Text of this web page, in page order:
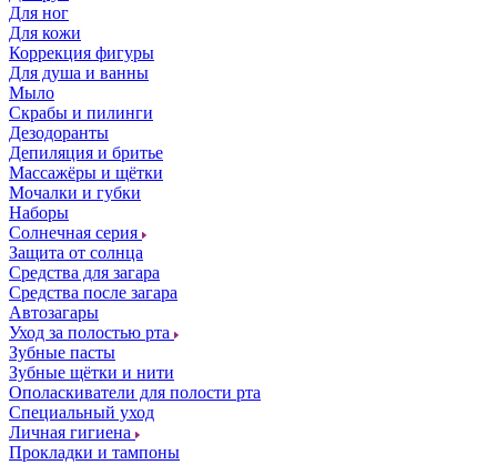
Для ног
Для кожи
Коррекция фигуры
Для душа и ванны
Мыло
Скрабы и пилинги
Дезодоранты
Депиляция и бритье
Массажёры и щётки
Мочалки и губки
Наборы
Солнечная серия
Защита от солнца
Средства для загара
Средства после загара
Автозагары
Уход за полостью рта
Зубные пасты
Зубные щётки и нити
Ополаскиватели для полости рта
Специальный уход
Личная гигиена
Прокладки и тампоны